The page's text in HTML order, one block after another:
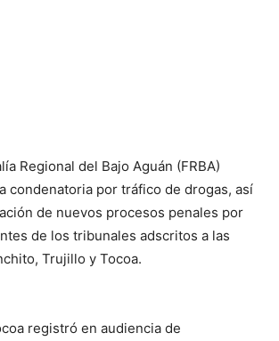
Regional del Bajo Aguán (FRBA)
condenatoria por tráfico de drogas, así
de nuevos procesos penales por
de los tribunales adscritos a las
Trujillo y Tocoa.
registró en audiencia de